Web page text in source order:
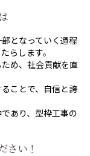
となっていく過程
らします。
め、社会貢献を直
ことで、自信と誇
あり、型枠工事の
さい！